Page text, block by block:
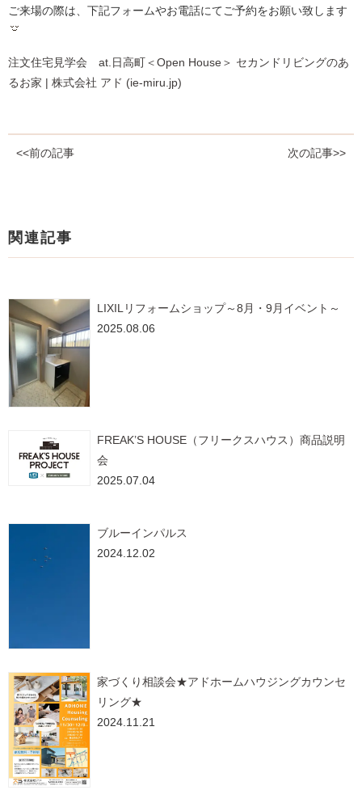
ご来場の際は、下記フォームやお電話にてご予約をお願い致します
注文住宅見学会 at.日高町＜Open House＞ セカンドリビングのあ
るお家 | 株式会社 アド (ie-miru.jp)
<<前の記事 次の記事>>
関連記事
LIXILリフォームショップ～8月・9月イベント～
2025.08.06
FREAK’S HOUSE（フリークスハウス）商品説明
会
2025.07.04
ブルーインパルス
2024.12.02
家づくり相談会★アドホームハウジングカウンセ
リング★
2024.11.21